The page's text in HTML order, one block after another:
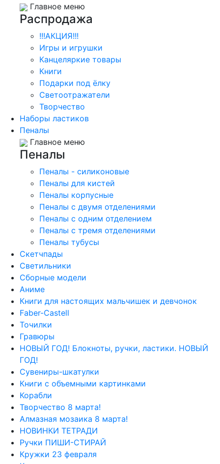
Главное меню
Распродажа
!!!АКЦИЯ!!!
Игры и игрушки
Канцеляркие товары
Книги
Подарки под ёлку
Светоотражатели
Творчество
Наборы ластиков
Пеналы
Главное меню
Пеналы
Пеналы - силиконовые
Пеналы для кистей
Пеналы корпусные
Пеналы с двумя отделениями
Пеналы с одним отделением
Пеналы с тремя отделениями
Пеналы тубусы
Скетчпады
Светильники
Сборные модели
Аниме
Книги для настоящих мальчишек и девчонок
Faber-Castell
Точилки
Гравюры
НОВЫЙ ГОД! Блокноты, ручки, ластики. НОВЫЙ
ГОД!
Сувениры-шкатулки
Книги с объемными картинками
Корабли
Творчество 8 марта!
Алмазная мозаика 8 марта!
НОВИНКИ ТЕТРАДИ
Ручки ПИШИ-СТИРАЙ
Кружки 23 февраля